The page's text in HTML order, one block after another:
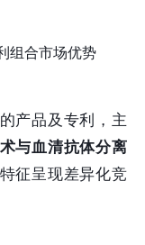
组合市场优势
产品及专利，主
与血清抗体分离
征呈现差异化竞